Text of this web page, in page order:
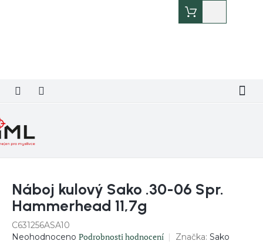
košík
Náboj kulový Sako .30-06 Spr.
Hammerhead 11,7g
C631256ASA10
Průměrné
Neohodnoceno Podrobnosti hodnocení Značka: Sako